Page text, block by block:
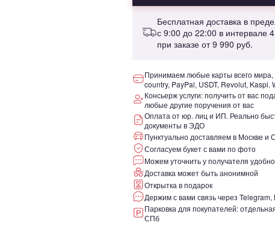
Бесплатная доставка в
с 9:00 до 22:00 в интервале
при заказе от9 990 руб.
Принимаем любые карты всего
country, PayPal, USDT, Revolut, Kaspi.
Консьерж услуги: получить от вас
любые другие поручения от вас
Оплата от юр. лиц и ИП. Реально
документы в ЭДО
Пунктуально доставляем в Москве и
Согласуем букет с вами по фото
Можем уточнить у получателя
Доставка может быть анонимной
Открытка в подарок
Держим с вами связь через
Парковка для покупателей:
СПб